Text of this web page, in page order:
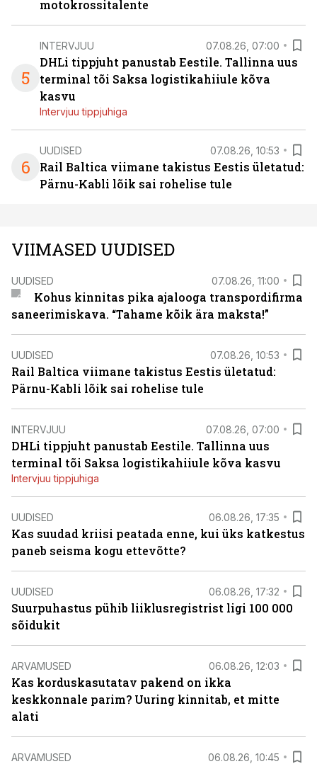
motokrossitalente
5
INTERVJUU 07.08.26, 07:00
DHLi tippjuht panustab Eestile. Tallinna uus
terminal tõi Saksa logistikahiiule kõva
kasvu
Intervjuu tippjuhiga
6
UUDISED 07.08.26, 10:53
Rail Baltica viimane takistus Eestis ületatud:
Pärnu-Kabli lõik sai rohelise tule
VIIMASED UUDISED
UUDISED 07.08.26, 11:00
Kohus kinnitas pika ajalooga transpordifirma
saneerimiskava. “Tahame kõik ära maksta!”
UUDISED 07.08.26, 10:53
Rail Baltica viimane takistus Eestis ületatud:
Pärnu-Kabli lõik sai rohelise tule
INTERVJUU 07.08.26, 07:00
DHLi tippjuht panustab Eestile. Tallinna uus
terminal tõi Saksa logistikahiiule kõva kasvu
Intervjuu tippjuhiga
UUDISED 06.08.26, 17:35
Kas suudad kriisi peatada enne, kui üks katkestus
paneb seisma kogu ettevõtte?
UUDISED 06.08.26, 17:32
Suurpuhastus pühib liiklusregistrist ligi 100 000
sõidukit
ARVAMUSED 06.08.26, 12:03
Kas korduskasutatav pakend on ikka
keskkonnale parim? Uuring kinnitab, et mitte
alati
ARVAMUSED 06.08.26, 10:45